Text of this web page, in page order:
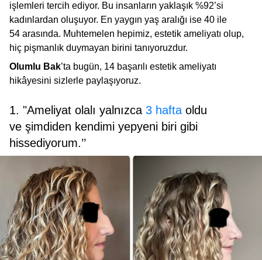
işlemleri tercih ediyor. Bu insanların yaklaşık %92’si
kadınlardan oluşuyor. En yaygın yaş aralığı ise 40 ile
54 arasında. Muhtemelen hepimiz, estetik ameliyatı olup,
hiç pişmanlık duymayan birini tanıyoruzdur.
Olumlu Bak’ta bugün, 14 başarılı estetik ameliyatı
hikâyesini sizlerle paylaşıyoruz.
1. "Ameliyat olalı yalnızca 3 hafta oldu
ve şimdiden kendimi yepyeni biri gibi
hissediyorum.’’